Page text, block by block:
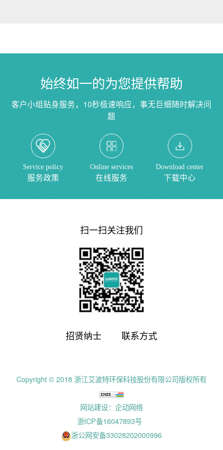
始终如一的为您提供帮助
客户小组贴身服务，10秒极速响应，事无巨细随时解决问
题
Service policy
服务政策
Online services
在线服务
Download center
下载中心
扫一扫关注我们
招贤纳士 联系方式
Copyright © 2018 浙江艾波特环保科技股份有限公司版权所有
网站建设：企动网络
浙ICP备16047893号
浙公网安备33028202000996